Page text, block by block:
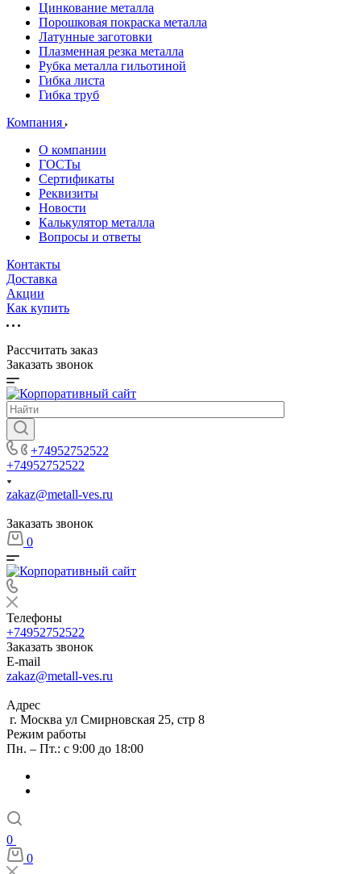
Цинкование металла
Порошковая покраска металла
Латунные заготовки
Плазменная резка металла
Рубка металла гильотиной
Гибка листа
Гибка труб
Компания
О компании
ГОСТы
Сертификаты
Реквизиты
Новости
Калькулятор металла
Вопросы и ответы
Контакты
Доставка
Акции
Как купить
Рассчитать заказ
Заказать звонок
+74952752522
+74952752522
zakaz@metall-ves.ru
Заказать звонок
0
Телефоны
+74952752522
Заказать звонок
E-mail
zakaz@metall-ves.ru
Адрес
г. Москва ул Смирновская 25, стр 8
Режим работы
Пн. – Пт.: с 9:00 до 18:00
0
0